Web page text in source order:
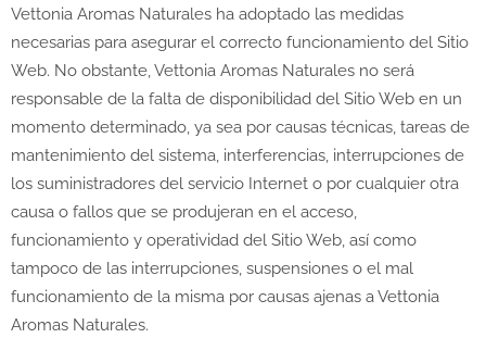
Vettonia Aromas Naturales ha adoptado las medidas
necesarias para asegurar el correcto funcionamiento del Sitio
Web. No obstante, Vettonia Aromas Naturales no será
responsable de la falta de disponibilidad del Sitio Web en un
momento determinado, ya sea por causas técnicas, tareas de
mantenimiento del sistema, interferencias, interrupciones de
los suministradores del servicio Internet o por cualquier otra
causa o fallos que se produjeran en el acceso,
funcionamiento y operatividad del Sitio Web, así como
tampoco de las interrupciones, suspensiones o el mal
funcionamiento de la misma por causas ajenas a Vettonia
Aromas Naturales.